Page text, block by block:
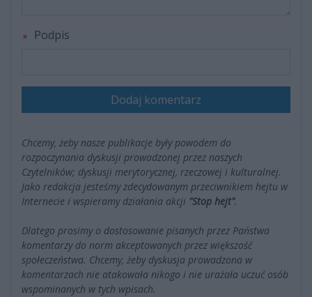
Podpis
Dodaj komentarz
Chcemy, żeby nasze publikacje były powodem do
rozpoczynania dyskusji prowadzonej przez naszych
Czytelników; dyskusji merytorycznej, rzeczowej i kulturalnej.
Jako redakcja jesteśmy zdecydowanym przeciwnikiem hejtu w
Internecie i wspieramy działania akcji "Stop hejt".
Dlatego prosimy o dostosowanie pisanych przez Państwa
komentarzy do norm akceptowanych przez większość
społeczeństwa. Chcemy, żeby dyskusja prowadzona w
komentarzach nie atakowała nikogo i nie urażała uczuć osób
wspominanych w tych wpisach.